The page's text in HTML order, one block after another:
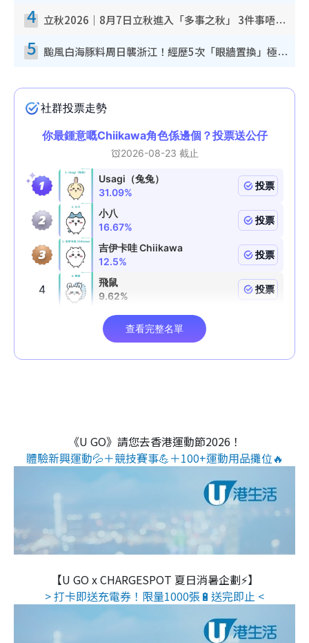
4 立秋2026｜8月7日立秋進入「多事之秋」 3件事唔做得！專家教6招開運 清枱頭／銀包納氣接好運
5 颱風白海豚料周日襲浙江！經歷5次「眼牆置換」極罕見 成登陸內地最長途颱風
《U GO》請您去香港運動節2026！
體驗新興運動💦＋競技賽事💪＋100+運動用品攤位🔥
【U GO x CHARGESPOT 夏日消暑企劃⚡】
> 打卡即送充電券！限量1000張🔋送完即止 <